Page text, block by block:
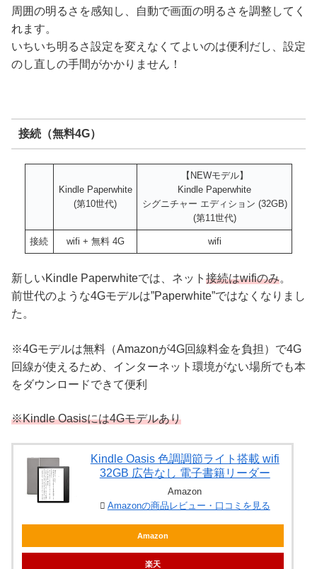
周囲の明るさを感知し、自動で画面の明るさを調整してく
れます。
いちいち明るさ設定を変えなくてよいのは便利だし、設定
のし直しの手間がかかりません！
接続（無料4G）
Kindle Paperwhite
(第10世代)
【NEWモデル】
Kindle Paperwhite
シグニチャー エディション (32GB)
(第11世代)
接続 wifi + 無料 4G wifi
新しいKindle Paperwhiteでは、ネット 接続はwifiのみ。
前世代のような4Gモデルは”Paperwhite”ではなくなりまし
た。
※4Gモデルは無料（Amazonが4G回線料金を負担）で4G
回線が使えるため、インターネット環境がない場所でも本
をダウンロードできて便利
※Kindle Oasisには4Gモデルあり
Kindle Oasis 色調調節ライト搭載 wifi
32GB 広告なし 電子書籍リーダー
Amazon
Amazonの商品レビュー・口コミを見る
Amazon
楽天